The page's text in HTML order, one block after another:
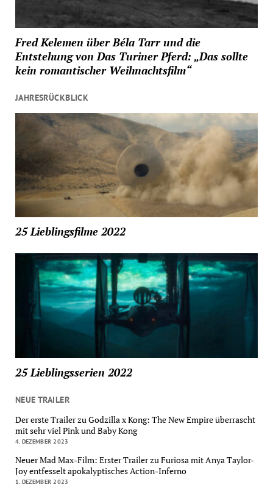
Fred Kelemen über Béla Tarr und die
Entstehung von Das Turiner Pferd: „Das sollte
kein romantischer Weihnachtsfilm“
JAHRESRÜCKBLICK
25 Lieblingsfilme 2022
25 Lieblingsserien 2022
NEUE TRAILER
Der erste Trailer zu Godzilla x Kong: The New Empire überrascht
mit sehr viel Pink und Baby Kong
4. DEZEMBER 2023
Neuer Mad Max-Film: Erster Trailer zu Furiosa mit Anya Taylor-
Joy entfesselt apokalyptisches Action-Inferno
1. DEZEMBER 2023